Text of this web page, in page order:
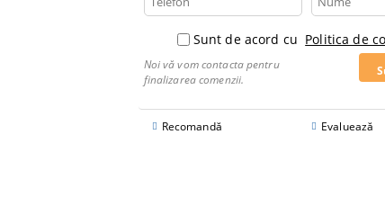
Sunt de acord cu Politica de
Noi vă vom contacta pentru
finalizarea comenzii.
Recomandă Evaluează